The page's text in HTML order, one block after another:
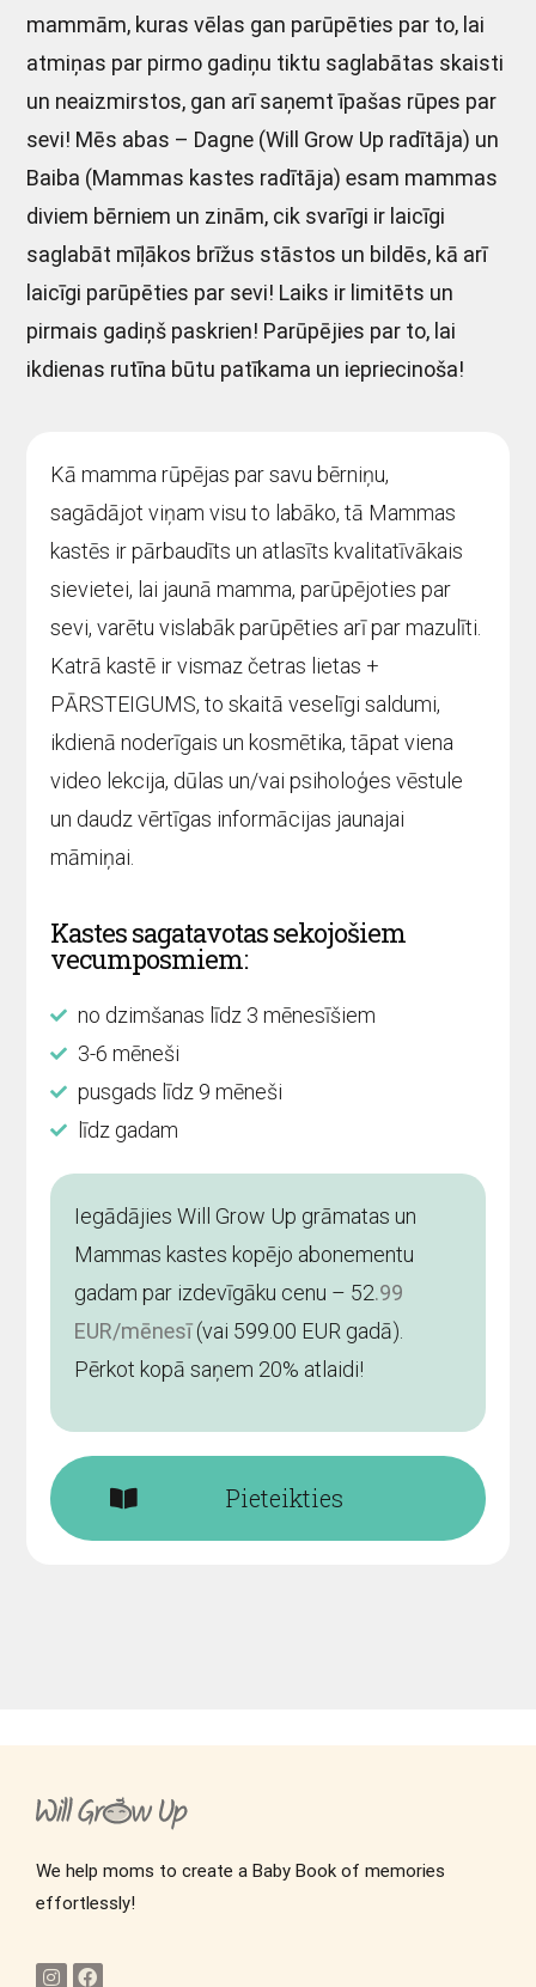
mammām, kuras vēlas gan parūpēties par to, lai
atmiņas par pirmo gadiņu tiktu saglabātas skaisti
un neaizmirstos, gan arī saņemt īpašas rūpes par
sevi! Mēs abas – Dagne (Will Grow Up radītāja) un
Baiba (Mammas kastes radītāja) esam mammas
diviem bērniem un zinām, cik svarīgi ir laicīgi
saglabāt mīļākos brīžus stāstos un bildēs, kā arī
laicīgi parūpēties par sevi! Laiks ir limitēts un
pirmais gadiņš paskrien! Parūpējies par to, lai
ikdienas rutīna būtu patīkama un iepriecinoša!
Kā mamma rūpējas par savu bērniņu,
sagādājot viņam visu to labāko, tā Mammas
kastēs ir pārbaudīts un atlasīts kvalitatīvākais
sievietei, lai jaunā mamma, parūpējoties par
sevi, varētu vislabāk parūpēties arī par mazulīti.
Katrā kastē ir vismaz četras lietas +
PĀRSTEIGUMS, to skaitā veselīgi saldumi,
ikdienā noderīgais un kosmētika, tāpat viena
video lekcija, dūlas un/vai psiholoģes vēstule
un daudz vērtīgas informācijas jaunajai
māmiņai.
Kastes sagatavotas sekojošiem
vecumposmiem:
no dzimšanas līdz 3 mēnesīšiem
3-6 mēneši
pusgads līdz 9 mēneši
līdz gadam
Iegādājies Will Grow Up grāmatas un
Mammas kastes kopējo abonementu
gadam par izdevīgāku cenu – 52.99
EUR/mēnesī(vai 599.00 EUR gadā).
Pērkot kopā saņem 20% atlaidi!
Pieteikties
We help moms to create a Baby Book of memories
effortlessly!